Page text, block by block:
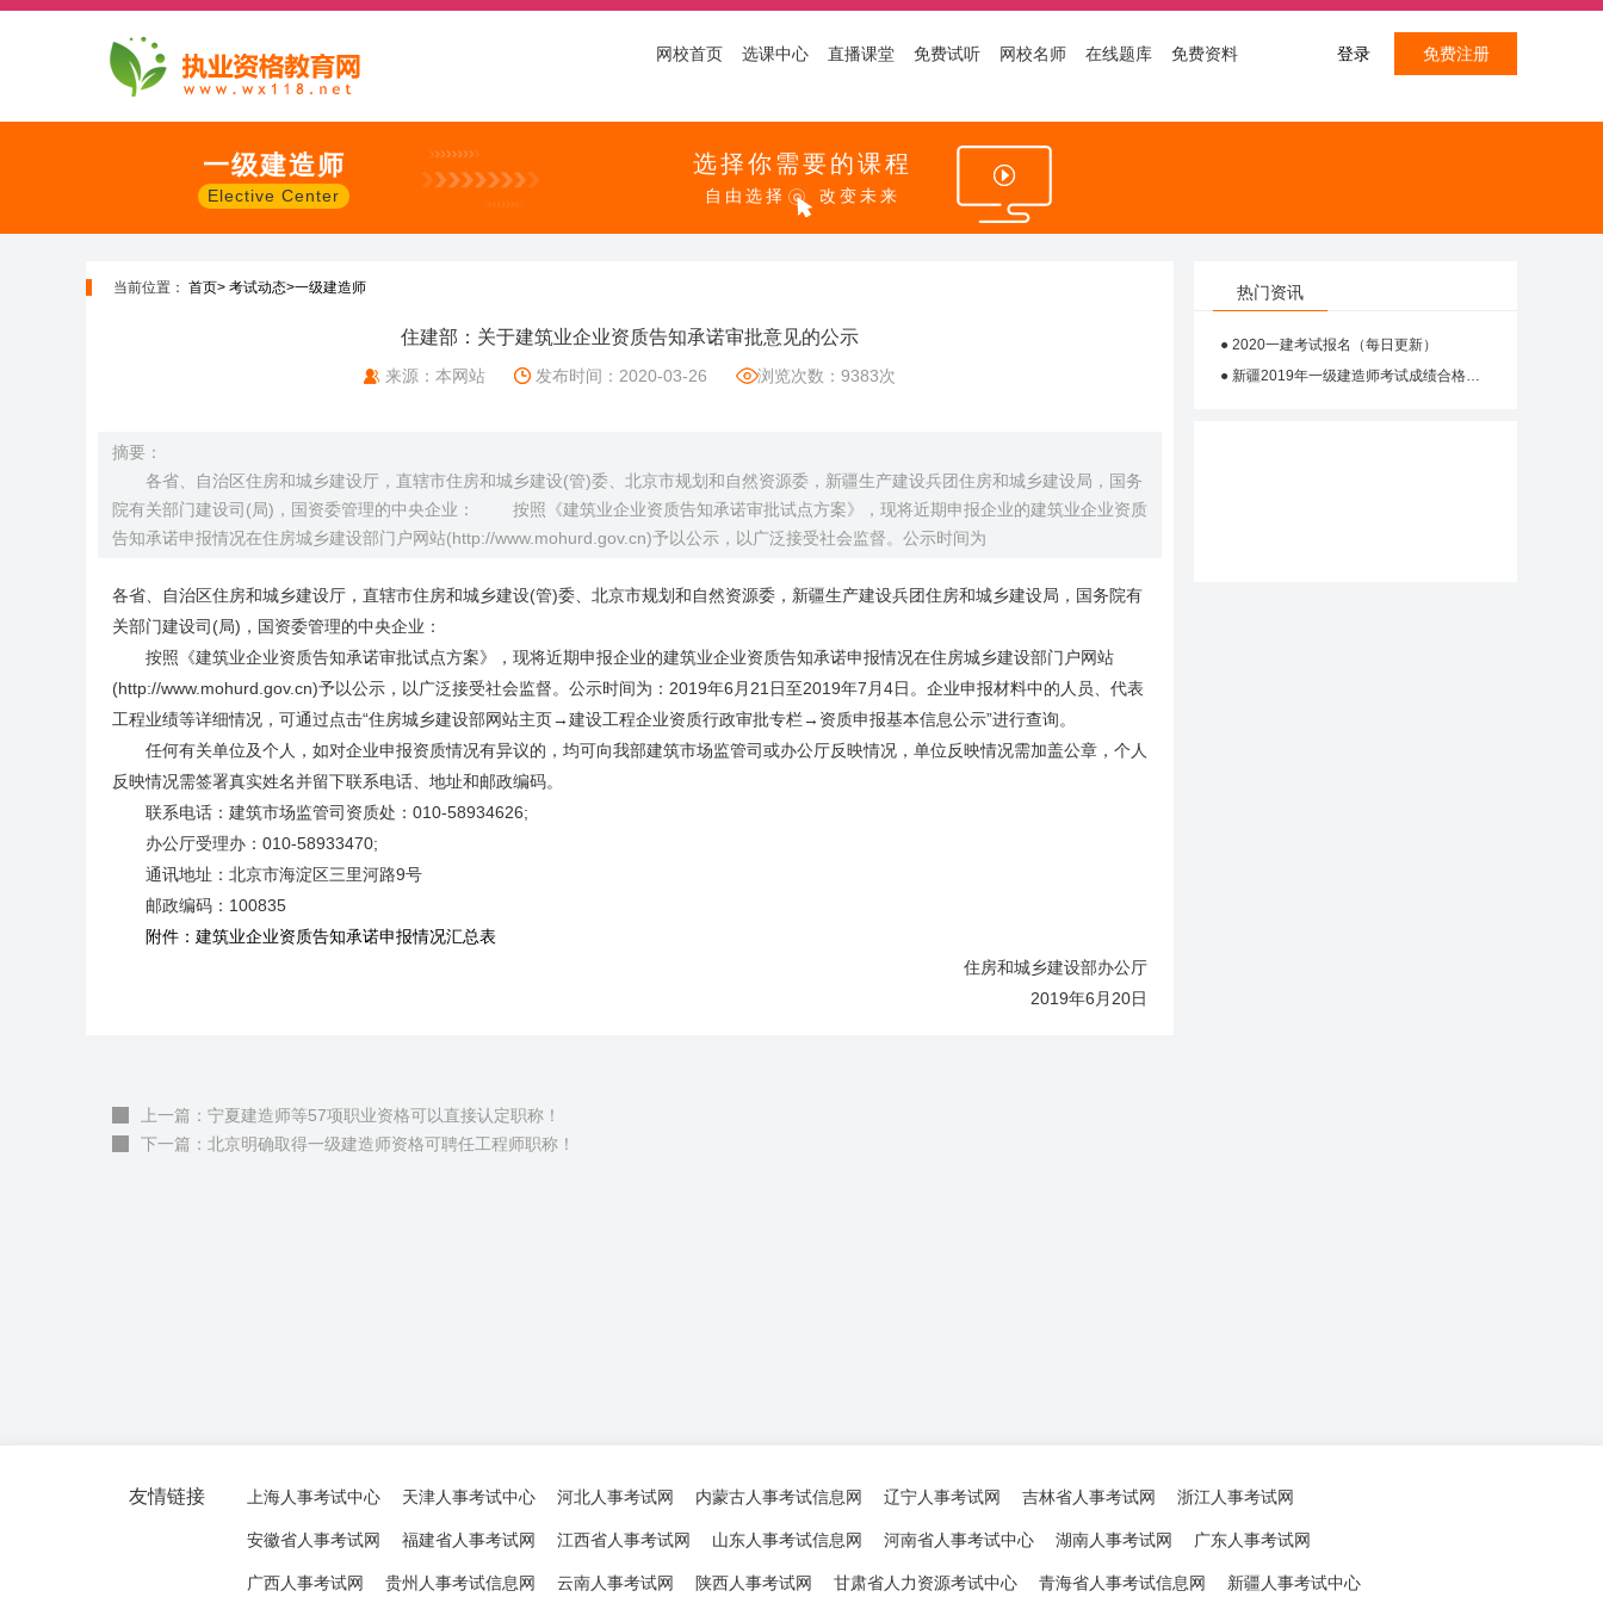
网校首页 选课中心 直播课堂 免费试听 网校名师 在线题库 免费资料 登录 免费注册
一级建造师
Elective Center
选择你需要的课程
自由选择 改变未来
当前位置： 首页> 考试动态>一级建造师
住建部：关于建筑业企业资质告知承诺审批意见的公示
来源：本网站 发布时间：2020-03-26 浏览次数：9383次
摘要：
各省、自治区住房和城乡建设厅，直辖市住房和城乡建设(管)委、北京市规划和自然资源委，新疆生产建设兵团住房和城乡建设局，国务
院有关部门建设司(局)，国资委管理的中央企业： 按照《建筑业企业资质告知承诺审批试点方案》，现将近期申报企业的建筑业企业资质
告知承诺申报情况在住房城乡建设部门户网站(http://www.mohurd.gov.cn)予以公示，以广泛接受社会监督。公示时间为
各省、自治区住房和城乡建设厅，直辖市住房和城乡建设(管)委、北京市规划和自然资源委，新疆生产建设兵团住房和城乡建设局，国务院有
关部门建设司(局)，国资委管理的中央企业：
按照《建筑业企业资质告知承诺审批试点方案》，现将近期申报企业的建筑业企业资质告知承诺申报情况在住房城乡建设部门户网站
(http://www.mohurd.gov.cn)予以公示，以广泛接受社会监督。公示时间为：2019年6月21日至2019年7月4日。企业申报材料中的人员、代表
工程业绩等详细情况，可通过点击“住房城乡建设部网站主页→建设工程企业资质行政审批专栏→资质申报基本信息公示”进行查询。
任何有关单位及个人，如对企业申报资质情况有异议的，均可向我部建筑市场监管司或办公厅反映情况，单位反映情况需加盖公章，个人
反映情况需签署真实姓名并留下联系电话、地址和邮政编码。
联系电话：建筑市场监管司资质处：010-58934626;
办公厅受理办：010-58933470;
通讯地址：北京市海淀区三里河路9号
邮政编码：100835
附件：建筑业企业资质告知承诺申报情况汇总表
住房和城乡建设部办公厅
2019年6月20日
上一篇：宁夏建造师等57项职业资格可以直接认定职称！
下一篇：北京明确取得一级建造师资格可聘任工程师职称！
热门资讯
● 2020一建考试报名（每日更新）
● 新疆2019年一级建造师考试成绩合格人员
友情链接 上海人事考试中心 天津人事考试中心 河北人事考试网 内蒙古人事考试信息网 辽宁人事考试网 吉林省人事考试网 浙江人事考试网
安徽省人事考试网 福建省人事考试网 江西省人事考试网 山东人事考试信息网 河南省人事考试中心 湖南人事考试网 广东人事考试网
广西人事考试网 贵州人事考试信息网 云南人事考试网 陕西人事考试网 甘肃省人力资源考试中心 青海省人事考试信息网 新疆人事考试中心